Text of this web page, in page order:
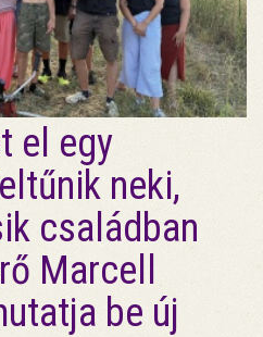
el egy
neki,
családban
Marcell
be új